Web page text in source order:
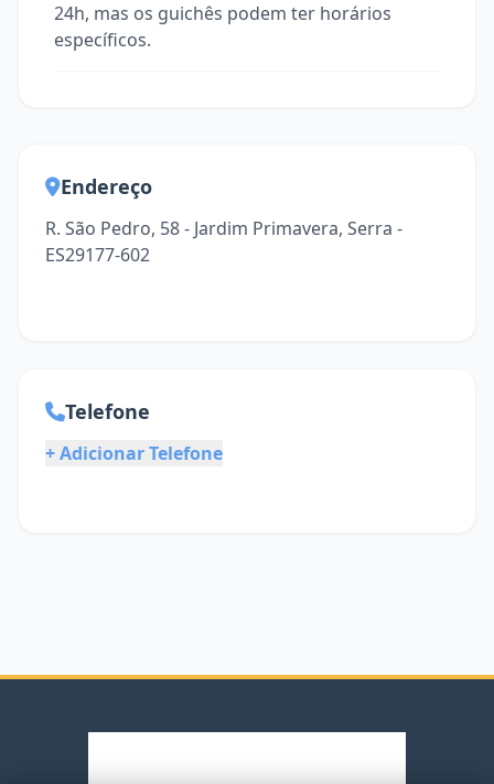
24h, mas os guichês podem ter horários
específicos.
Endereço
R. São Pedro, 58 - Jardim Primavera, Serra -
ES29177-602
Telefone
+ Adicionar Telefone